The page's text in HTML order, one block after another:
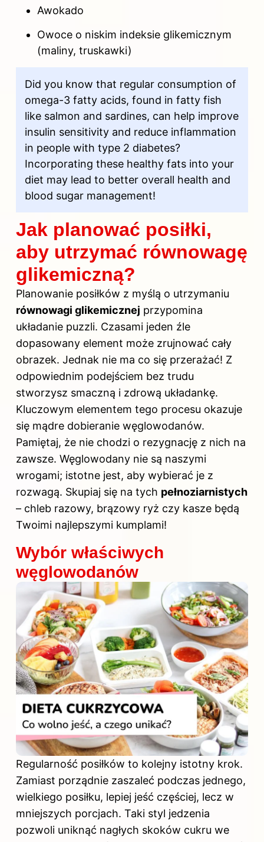
Awokado
Owoce o niskim indeksie glikemicznym
(maliny, truskawki)
Did you know that regular consumption of
omega-3 fatty acids, found in fatty fish
like salmon and sardines, can help improve
insulin sensitivity and reduce inflammation
in people with type 2 diabetes?
Incorporating these healthy fats into your
diet may lead to better overall health and
blood sugar management!
Jak planować posiłki,
aby utrzymać równowagę
glikemiczną?
Planowanie posiłków z myślą o utrzymaniu
równowagi glikemicznej przypomina
układanie puzzli. Czasami jeden źle
dopasowany element może zrujnować cały
obrazek. Jednak nie ma co się przerażać! Z
odpowiednim podejściem bez trudu
stworzysz smaczną i zdrową układankę.
Kluczowym elementem tego procesu okazuje
się mądre dobieranie węglowodanów.
Pamiętaj, że nie chodzi o rezygnację z nich na
zawsze. Węglowodany nie są naszymi
wrogami; istotne jest, aby wybierać je z
rozwagą. Skupiaj się na tych pełnoziarnistych
– chleb razowy, brązowy ryż czy kasze będą
Twoimi najlepszymi kumplami!
Wybór właściwych
węglowodanów
Regularność posiłków to kolejny istotny krok.
Zamiast porządnie zaszaleć podczas jednego,
wielkiego posiłku, lepiej jeść częściej, lecz w
mniejszych porcjach. Taki styl jedzenia
pozwoli uniknąć nagłych skoków cukru we